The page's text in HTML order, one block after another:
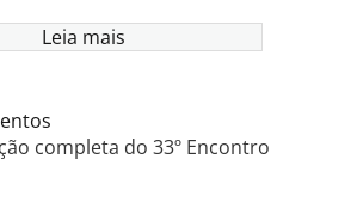
Leia mais
completa do 33º Encontro